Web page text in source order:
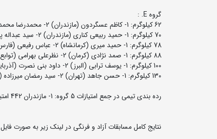
گروه E. :
62 کیلوگرم: 1- کاظم عسگردون (مازندران) 2- محمدرضا محمدی (تهران) 3- جواد احمدی (کیش) و حسین قربانی (کرمانشاه)
70 کیلوگرم: 1- حمید ربیعی کناری (مازندران) 2- سید عبداله پیمان (تهران) 3- علی اصغر حسینی (گلستان) و فرمان همتی (کرمانشاه)
78 کیلوگرم: 1- حمید میری (کرمانشاه) 2- عباس رفیعی (فارس) 3- سید رحیم موسوی (مازندران) و احمدرضا سرلک (لرستان)
88 کیلوگرم: 1- صمد نژادی (کرمان) 2- نظرعلی بهرامی (توابع تهران) 3- قاسم جوهری (تهران) و احمدعلی سلمانیان (اصفهان)
100 کیلوگرم: 1- یوسف ترابی (البرز) 2- داود بنی نصرت (آذربایجان شرقی) 3- علی اکبر شکوهی (همدان) و محمدحسن میرهاشمی (مرکزی)
130 کیلوگرم: 1- حسن جاهد (تهران) 2- سید رمضان میرزاده (مازندران) 3- اردشیر پورحکمت (اردبیل)
رده بندی تیمی در جمع امتیازات 5 گروه: 1- مازندران 442 امتیاز 2- تهران 370 امتیاز 3- کرمانشاه 257 امتیاز 4- توابع تهران 182 امتیاز
نتایج کامل مسابقات آزاد و فرنگی در لینک زیر به صورت فایل PDF قابل دریافت و مشاهده می باشد.